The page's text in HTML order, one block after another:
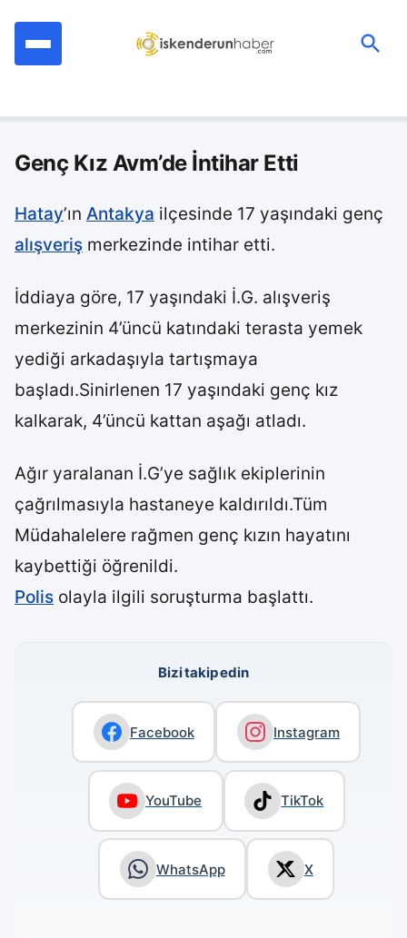
Genç Kız Avm’de İntihar Etti
Hatay’ın Antakya ilçesinde 17 yaşındaki genç
alışveriş merkezinde intihar etti.
İddiaya göre, 17 yaşındaki İ.G. alışveriş
merkezinin 4’üncü katındaki terasta yemek
yediği arkadaşıyla tartışmaya
başladı.Sinirlenen 17 yaşındaki genç kız
kalkarak, 4’üncü kattan aşağı atladı.
Ağır yaralanan İ.G’ye sağlık ekiplerinin
çağrılmasıyla hastaneye kaldırıldı.Tüm
Müdahalelere rağmen genç kızın hayatını
kaybettiği öğrenildi.
Polis olayla ilgili soruşturma başlattı.
Bizi takip edin
Facebook Instagram
YouTube TikTok
WhatsApp X